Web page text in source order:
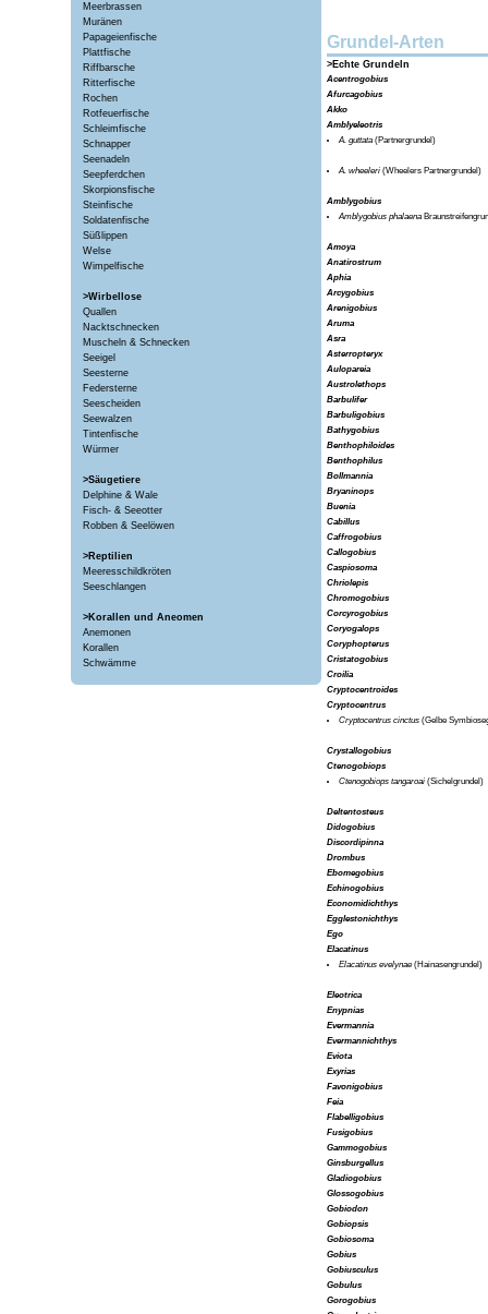
Meerbrassen
Muränen
Papageienfische
Plattfische
Riffbarsche
Ritterfische
Rochen
Rotfeuerfische
Schleimfische
Schnapper
Seenadeln
Seepferdchen
Skorpionsfische
Steinfische
Soldatenfische
Süßlippen
Welse
Wimpelfische
>Wirbellose
Quallen
Nacktschnecken
Muscheln & Schnecken
Seeigel
Seesterne
Federsterne
Seescheiden
Seewalzen
Tintenfische
Würmer
>Säugetiere
Delphine & Wale
Fisch- & Seeotter
Robben & Seelöwen
>Reptilien
Meeresschildkröten
Seeschlangen
>Korallen und Aneomen
Anemonen
Korallen
Schwämme
Grundel-Arten
>Echte Grundeln
Acentrogobius
Afurcagobius
Akko
Amblyeleotris
A. guttata (Partnergrundel)
A. wheeleri (Wheelers Partnergrundel)
Amblygobius
Amblygobius phalaena
Amoya
Anatirostrum
Aphia
Arcygobius
Arenigobius
Aruma
Asra
Asterropteryx
Aulopareia
Austrolethops
Barbulifer
Barbuligobius
Bathygobius
Benthophiloides
Benthophilus
Bollmannia
Bryaninops
Buenia
Cabillus
Caffrogobius
Callogobius
Caspiosoma
Chriolepis
Chromogobius
Corcyrogobius
Coryogalops
Coryphopterus
Cristatogobius
Croilia
Cryptocentroides
Cryptocentrus
Cryptocentrus cinctus (Gelbe
Crystallogobius
Ctenogobiops
Ctenogobiops tangaroai (Sichelgrundel)
Deltentosteus
Didogobius
Discordipinna
Drombus
Ebomegobius
Echinogobius
Economidichthys
Egglestonichthys
Ego
Elacatinus
Elacatinus evelynae(Hainasengrundel)
Eleotrica
Enypnias
Evermannia
Evermannichthys
Eviota
Exyrias
Favonigobius
Feia
Flabelligobius
Fusigobius
Gammogobius
Ginsburgellus
Gladiogobius
Glossogobius
Gobiodon
Gobiopsis
Gobiosoma
Gobius
Gobiusculus
Gobulus
Gorogobius